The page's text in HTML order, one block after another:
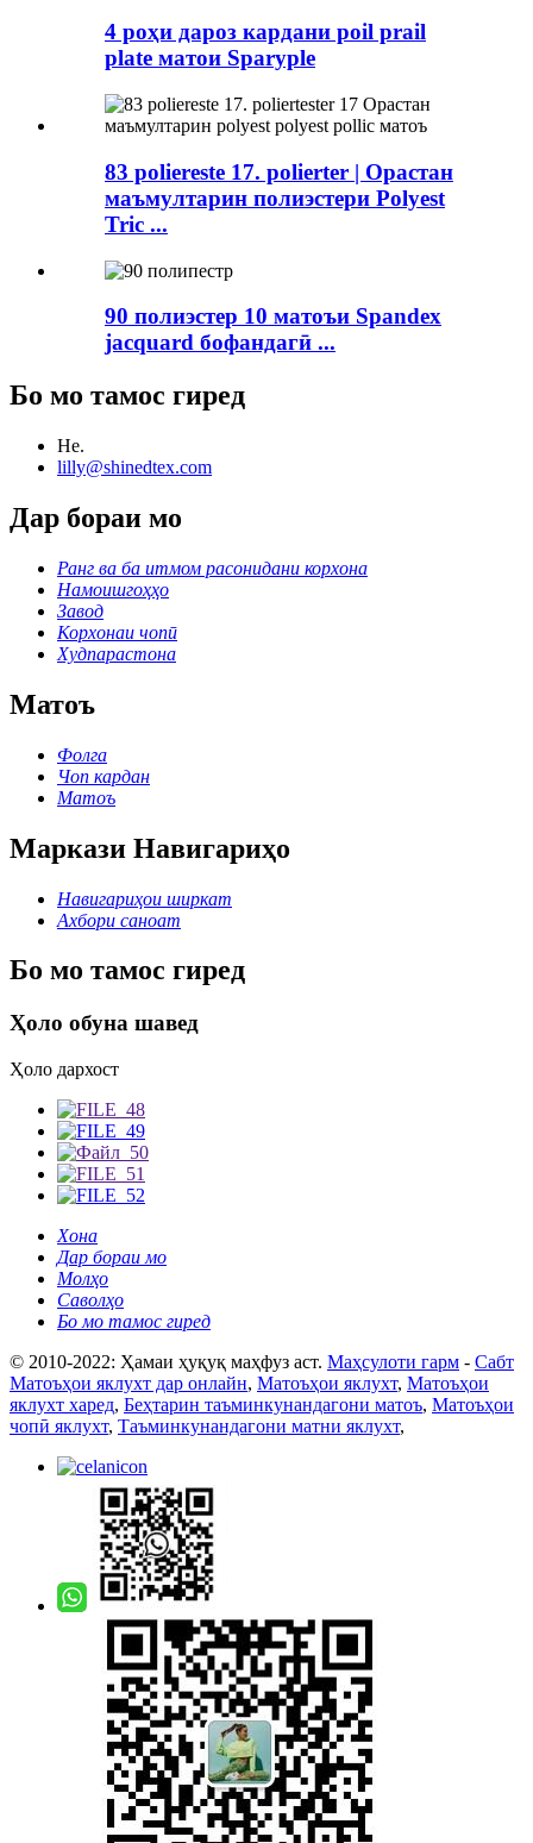
4 роҳи дароз кардани poil prail
plate матои Sparyple
83 poliereste 17. polierter | Орастан
маъмултарин полиэстери Polyest
Tric ...
90 полиэстер 10 матоъи Spandex
jacquard бофандагӣ ...
Бо мо тамос гиред
Не.
lilly@shinedtex.com
Дар бораи мо
Ранг ва ба итмом расонидани корхона
Намоишгоҳҳо
Завод
Корхонаи чопӣ
Худпарастона
Матоъ
Фолга
Чоп кардан
Матоъ
Маркази Навигариҳо
Навигариҳои ширкат
Ахбори саноат
Бо мо тамос гиред
Ҳоло обуна шавед
Ҳоло дархост
Хона
Дар бораи мо
Молҳо
Саволҳо
Бо мо тамос гиред
© 2010-2022: Ҳамаи ҳуқуқ маҳфуз аст. Маҳсулоти гарм - Сабт
Матоъҳои яклухт дар онлайн, Матоъҳои яклухт, Матоъҳои
яклухт харед, Беҳтарин таъминкунандагони матоъ, Матоъҳои
чопӣ яклухт, Таъминкунандагони матни яклухт,